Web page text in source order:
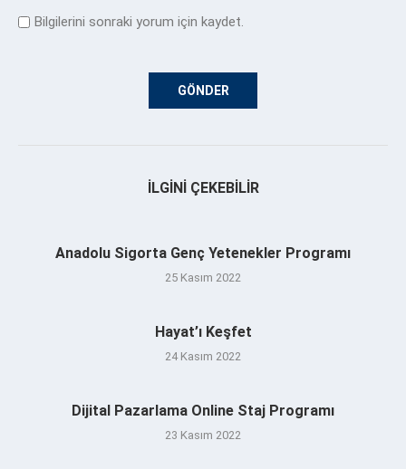
Bilgilerini sonraki yorum için kaydet.
İLGINI ÇEKEBILIR
Anadolu Sigorta Genç Yetenekler Programı
25 Kasım 2022
Hayat’ı Keşfet
24 Kasım 2022
Dijital Pazarlama Online Staj Programı
23 Kasım 2022